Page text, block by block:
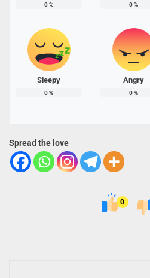
0% 0%
Sleepy
0%
Angry
0%
Spread the love
0